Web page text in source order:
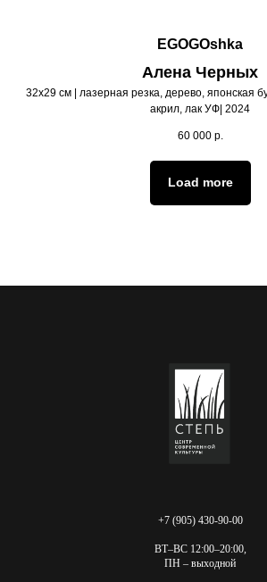
EGOGOshka
Алена Черных
32х29 см | лазерная резка, дерево, японская
акрил, лак УФ| 2024
60 000 р.
Load more
+7 (905) 430-90-00
ВТ–ВС 12:00–20:00,
ПН – выходной